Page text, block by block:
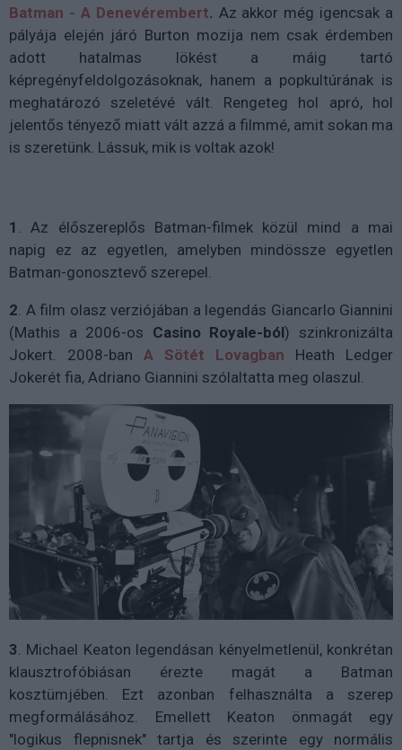
Batman - A Denevérembert. Az akkor még igencsak a
pályája elején járó Burton mozija nem csak érdemben
adott hatalmas lökést a máig tartó
képregényfeldolgozásoknak, hanem a popkultúrának is
meghatározó szeletévé vált. Rengeteg hol apró, hol
jelentős tényező miatt vált azzá a filmmé, amit sokan ma
is szeretünk. Lássuk, mik is voltak azok!
1 . Az élőszereplős Batman-filmek közül mind a mai
napig ez az egyetlen, amelyben mindössze egyetlen
Batman-gonosztevő szerepel.
2. A film olasz verziójában a legendás Giancarlo Giannini
(Mathis a 2006-os Casino Royale-ból) szinkronizálta
Jokert. 2008-ban A Sötét Lovagban Heath Ledger
Jokerét fia, Adriano Giannini szólaltatta meg olaszul.
3. Michael Keaton legendásan kényelmetlenül, konkrétan
klausztrofóbiásan érezte magát a Batman
kosztümjében. Ezt azonban felhasználta a szerep
megformálásához. Emellett Keaton önmagát egy
"logikus flepnisnek" tartja és szerinte egy normális